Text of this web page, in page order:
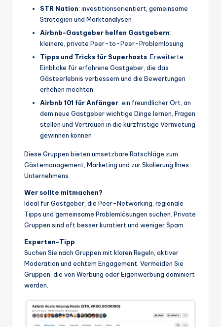
STR Nation: investitionsorientiert, gemeinsame
Strategien und Marktanalysen
Airbnb-Gastgeber helfen Gastgebern:
kleinere, private Peer-to-Peer-Problemlösung
Tipps und Tricks für Superhosts: Erweiterte
Einblicke für erfahrene Gastgeber, die das
Gästeerlebnis verbessern und die Bewertungen
erhöhen möchten
Airbnb 101 für Anfänger: ein freundlicher Ort, an
dem neue Gastgeber wichtige Dinge lernen, Fragen
stellen und Vertrauen in die kurzfristige Vermietung
gewinnen können
Diese Gruppen bieten umsetzbare Ratschläge zum
Gästemanagement, Marketing und zur Skalierung Ihres
Unternehmens.
Wer sollte mitmachen?
Ideal für Gastgeber, die Peer-Networking, regionale
Tipps und gemeinsame Problemlösungen suchen. Private
Gruppen sind oft besser kuratiert und weniger Spam.
Experten-Tipp
Suchen Sie nach Gruppen mit klaren Regeln, aktiver
Moderation und echtem Engagement. Vermeiden Sie
Gruppen, die von Werbung oder Eigenwerbung dominiert
werden.